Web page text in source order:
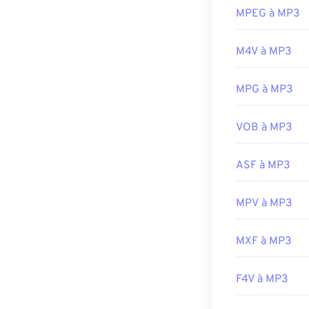
prennent en
MP3.
que deux
exigeait une
Développé par
Liens utiles:
MPEG à MP3
M4V à MP3
MPG à MP3
VOB à MP3
ASF à MP3
MPV à MP3
MXF à MP3
F4V à MP3